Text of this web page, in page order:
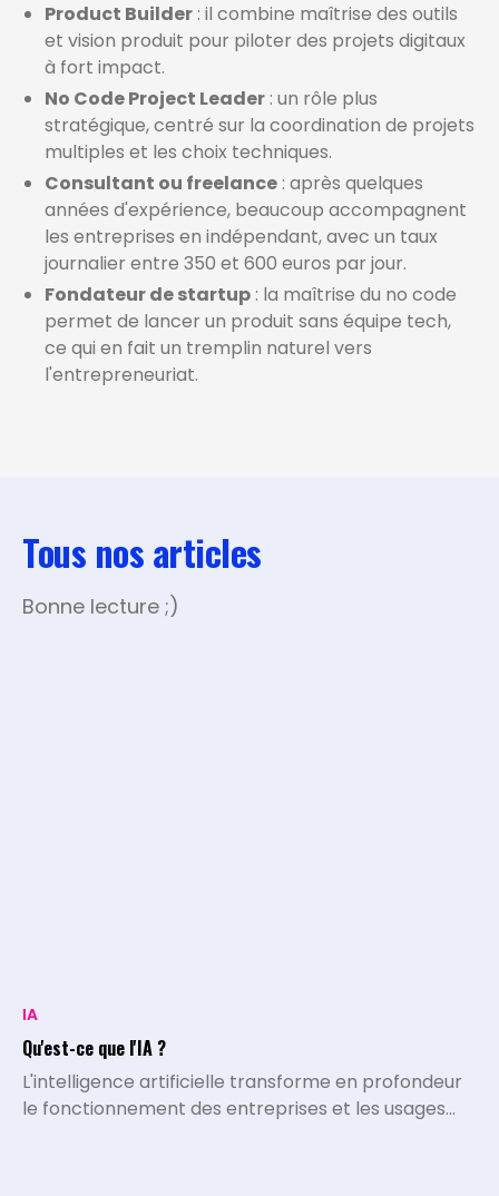
Product Builder : il combine maîtrise des outils
et vision produit pour piloter des projets digitaux
à fort impact.
No Code Project Leader : un rôle plus
stratégique, centré sur la coordination de projets
multiples et les choix techniques.
Consultant ou freelance : après quelques
années d'expérience, beaucoup accompagnent
les entreprises en indépendant, avec un taux
journalier entre 350 et 600 euros par jour.
Fondateur de startup : la maîtrise du no code
permet de lancer un produit sans équipe tech,
ce qui en fait un tremplin naturel vers
l'entrepreneuriat.
Tous nos articles
Bonne lecture ;)
IA
Qu'est-ce que l'IA ?
L'intelligence artificielle transforme en profondeur
le fonctionnement des entreprises et les usages